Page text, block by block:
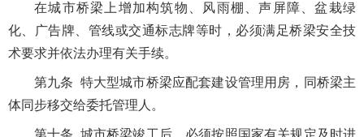
在城市桥梁上增加构筑物、风雨棚、声屏障、盆栽绿
化、广告牌、管线或交通标志牌等时，必须满足桥梁安全技
术要求并依法办理有关手续。
第九条 特大型城市桥梁应配套建设管理用房，同桥梁主
体同步移交给委托管理人。